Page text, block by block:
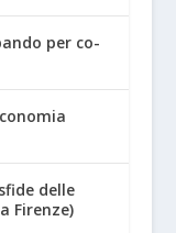
per co-
delle
Firenze)